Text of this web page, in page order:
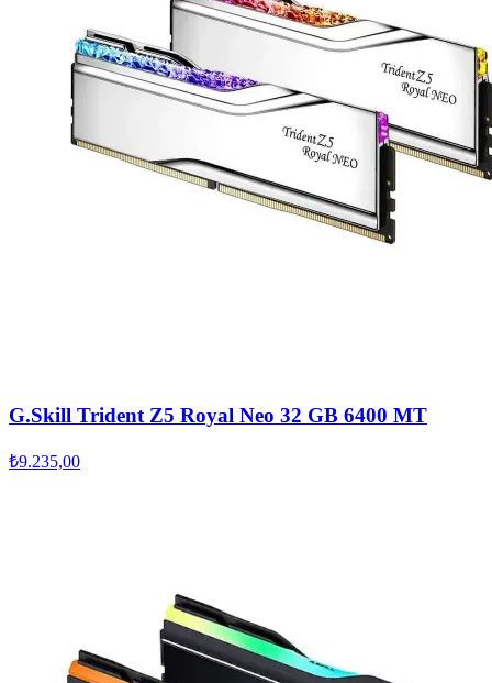
G.Skill Trident Z5 Royal Neo 32 GB 6400 MT
₺9.235,00